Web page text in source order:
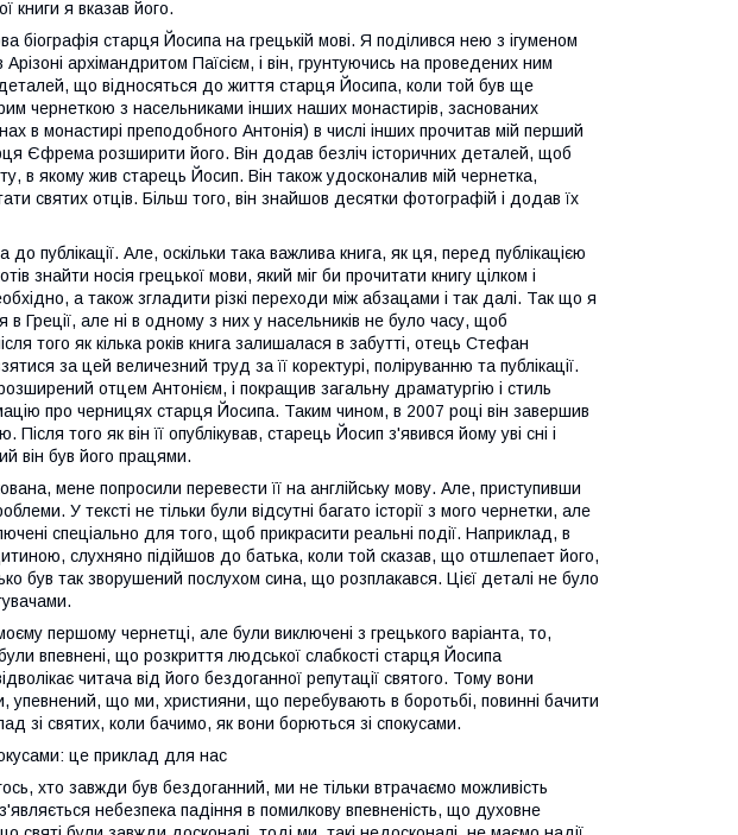
книги я вказав його.
біографія старця Йосипа на грецькій мові. Я поділився нею з ігуменом
архімандритом Паїсієм, і він, грунтуючись на проведених ним
деталей, що відносяться до життя старця Йосипа, коли той був ще
чернеткою з насельниками інших наших монастирів, заснованих
в монастирі преподобного Антонія) в числі інших прочитав мій перший
Єфрема розширити його. Він додав безліч історичних деталей, щоб
в якому жив старець Йосип. Він також удосконалив мій чернетка,
святих отців. Більш того, він знайшов десятки фотографій і додав їх
публікації. Але, оскільки така важлива книга, як ця, перед публікацією
знайти носія грецької мови, який міг би прочитати книгу цілком і
а також згладити різкі переходи між абзацами і так далі. Так що я
Греції, але ні в одному з них у насельників не було часу, щоб
того як кілька років книга залишалася в забутті, отець Стефан
за цей величезний труд за її коректурі, поліруванню та публікації.
отцем Антонієм, і покращив загальну драматургію і стиль
про черницях старця Йосипа. Таким чином, в 2007 році він завершив
того як він її опублікував, старець Йосип з'явився йому уві сні і
він був його працями.
мене попросили перевести її на англійську мову. Але, приступивши
У тексті не тільки були відсутні багато історії з мого чернетки, але
спеціально для того, щоб прикрасити реальні події. Наприклад, в
слухняно підійшов до батька, коли той сказав, що отшлепает його,
був так зворушений послухом сина, що розплакався. Цієї деталі не було
першому чернетці, але були виключені з грецького варіанта, то,
впевнені, що розкриття людської слабкості старця Йосипа
читача від його бездоганної репутації святого. Тому вони
упевнений, що ми, християни, що перебувають в боротьбі, повинні бачити
зі святих, коли бачимо, як вони борються зі спокусами.
це приклад для нас
хто завжди був бездоганний, ми не тільки втрачаємо можливість
небезпека падіння в помилкову впевненість, що духовне